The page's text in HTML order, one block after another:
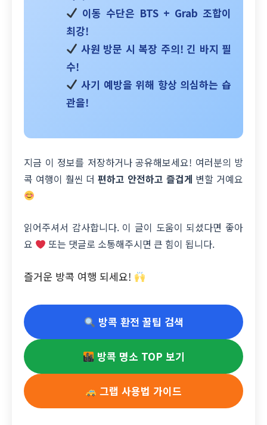
이동 수단은 BTS + Grab 조합이
최강!
사원 방문 시 복장 주의! 긴 바지 필
수!
사기 예방을 위해 항상 의심하는 습
관을!
지금 이 정보를 저장하거나 공유해보세요! 여러분의 방
콕 여행이 훨씬 더 편하고 안전하고 즐겁게 변할 거예요
읽어주셔서 감사합니다. 이 글이 도움이 되셨다면 좋아
요
또는 댓글로 소통해주시면 큰 힘이 됩니다.
즐거운 방콕 여행 되세요!
방콕 환전 꿀팁 검색
방콕 명소 TOP 보기
그랩 사용법 가이드